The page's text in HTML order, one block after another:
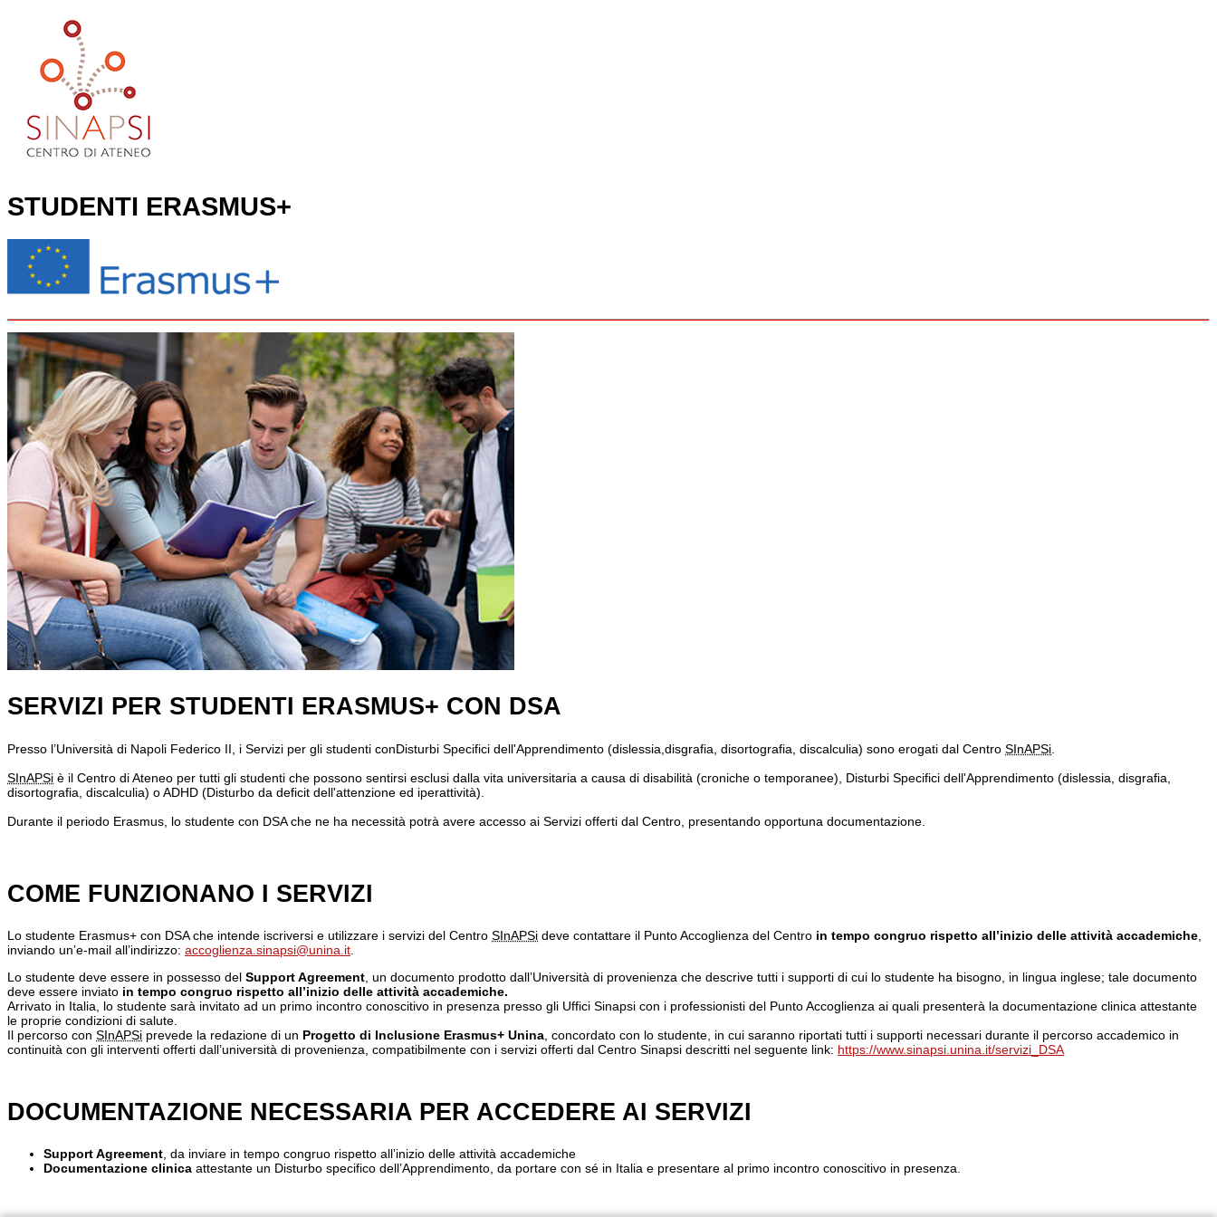
STUDENTI ERASMUS+
SERVIZI PER STUDENTI ERASMUS+ CON DSA
Presso l’Università di Napoli Federico II, i Servizi per gli studenti conDisturbi Specifici dell'Apprendimento (dislessia,disgrafia, disortografia, discalculia) sono erogati dal Centro SInAPSi
SInAPSi è il Centro di Ateneo per tutti gli studenti che possono sentirsi esclusi dalla vita universitaria a causa di disabilità (croniche o temporanee), Disturbi Specifici dell'Apprendimento (dislessia, disgrafia,
disortografia, discalculia) o ADHD (Disturbo da deficit dell'attenzione ed iperattività).
Durante il periodo Erasmus, lo studente con DSA che ne ha necessità potrà avere accesso ai Servizi offerti dal Centro, presentando opportuna documentazione.
COME FUNZIONANO I SERVIZI
Lo studente Erasmus+ con DSA che intende iscriversi e utilizzare i servizi del Centro SInAPSi deve contattare il Punto Accoglienza del Centro in tempo congruo rispetto all’inizio delle attività accademiche
inviando un’e-mail all’indirizzo: accoglienza.sinapsi@unina.it
Lo studente deve essere in possesso del Support Agreement , un documento prodotto dall’Università di provenienza che descrive tutti i supporti di cui lo studente ha bisogno, in lingua inglese; tale documento
deve essere inviato in tempo congruo rispetto all’inizio delle attività accademiche.
Arrivato in Italia, lo studente sarà invitato ad un primo incontro conoscitivo in presenza presso gli Uffici Sinapsi con i professionisti del Punto Accoglienza ai quali presenterà la documentazione clinica attestante
le proprie condizioni di salute.
Il percorso con SInAPSi prevede la redazione di un Progetto di Inclusione Erasmus+ Unina , concordato con lo studente, in cui saranno riportati tutti i supporti necessari durante il percorso accademico in
continuità con gli interventi offerti dall’università di provenienza, compatibilmente con i servizi offerti dal Centro Sinapsi descritti nel seguente link: https://www.sinapsi.unina.it/servizi_DSA
DOCUMENTAZIONE NECESSARIA PER ACCEDERE AI SERVIZI
Support Agreement , da inviare in tempo congruo rispetto all’inizio delle attività accademiche
Documentazione clinica attestante un Disturbo specifico dell’Apprendimento, da portare con sé in Italia e presentare al primo incontro conoscitivo in presenza.